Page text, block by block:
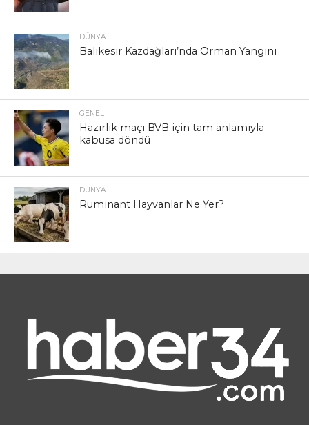
DÜNYA
Balıkesir Kazdağları’nda Orman Yangını
GENEL
Hazırlık maçı BVB için tam anlamıyla
kabusa döndü
DÜNYA
Ruminant Hayvanlar Ne Yer?